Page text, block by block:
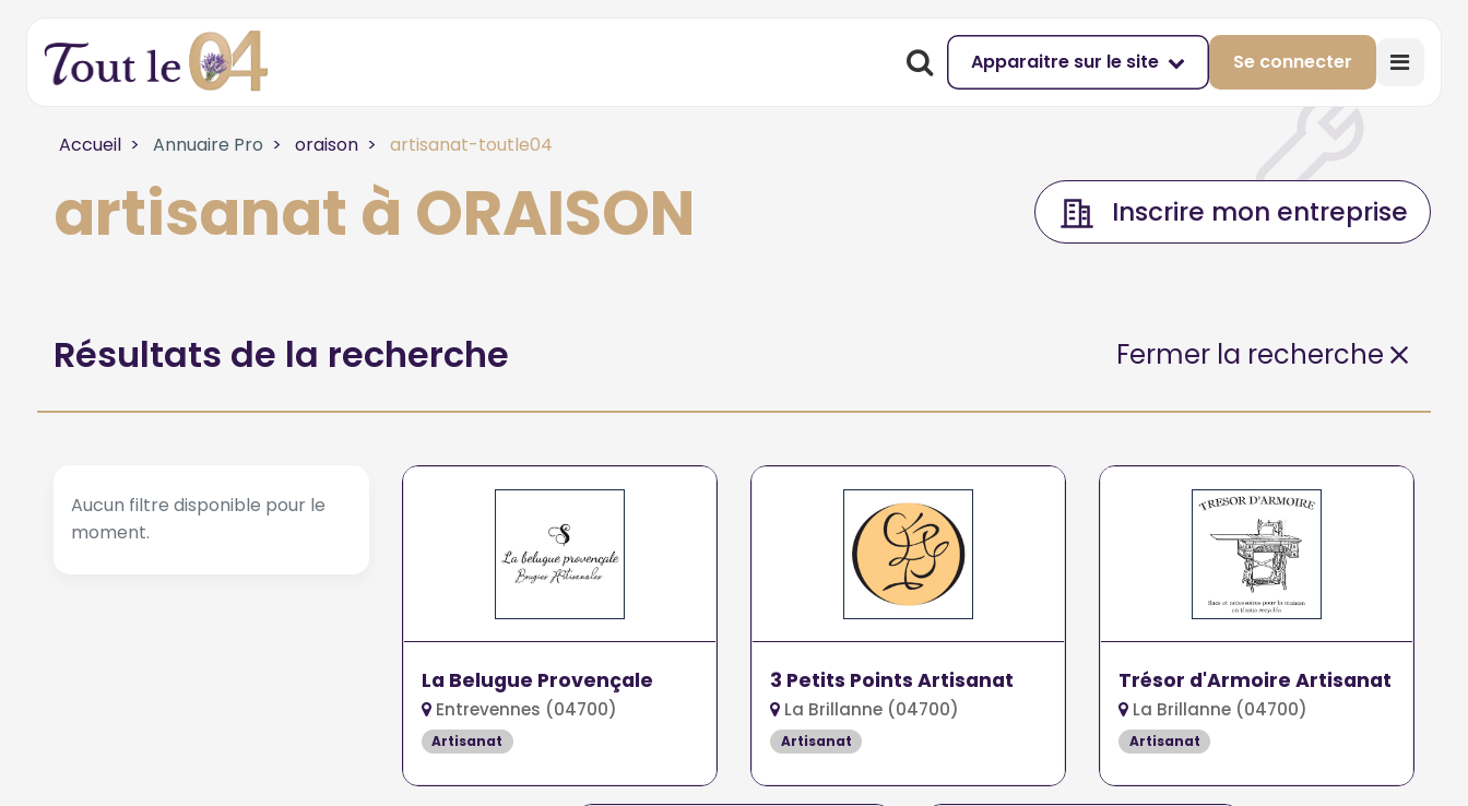
Apparaitre sur le site Se connecter
Accueil Annuaire Pro oraison artisanat-toutle04
artisanat à ORAISON Inscrire mon entreprise
Résultats de la recherche Fermer la recherche
Aucun filtre disponible pour le
moment.
La Belugue Provençale
Entrevennes (04700)
Artisanat
3 Petits Points Artisanat
La Brillanne (04700)
Artisanat
Trésor d'Armoire Artisanat
La Brillanne (04700)
Artisanat